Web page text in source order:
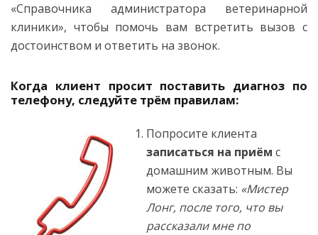
«Справочника администратора ветеринарной
клиники», чтобы помочь вам встретить вызов с
достоинством и ответить на звонок.
Когда клиент просит поставить диагноз по
телефону, следуйте трём правилам:
Попросите клиента
записаться на приём с
домашним животным. Вы
можете сказать: «Мистер
Лонг, после того, что вы
рассказали мне по